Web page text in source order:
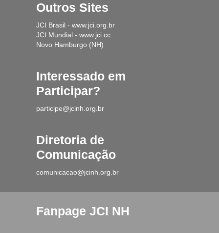
Outros Sites
JCI Brasil - www.jci.org.br
JCI Mundial - www.jci.cc
Novo Hamburgo (NH)
Interessado em
Participar?
participe@jcinh.org.br
Diretoria de
Comunicação
comunicacao@jcinh.org.br
Fanpage JCI NH